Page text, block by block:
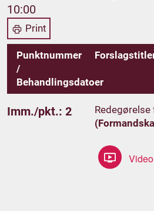
10:00
Print
Punktnummer
/
Behandlingsdatoer
Imm./pkt.: 2